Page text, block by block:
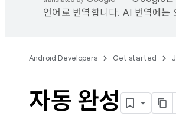
언어로 번역합니다. AI 번역에는
Android Developers Get started
자동 완성